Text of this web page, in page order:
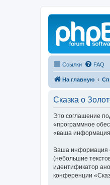
Ссылки FAQ
На главную
Сказка о
Это соглашение
«программное
«ваша
Ваша информация
(небольшие
идентификатор
конференции